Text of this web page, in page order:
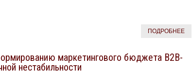
ПОДРОБНЕЕ
маркетингового бюджета В2В-
нестабильности